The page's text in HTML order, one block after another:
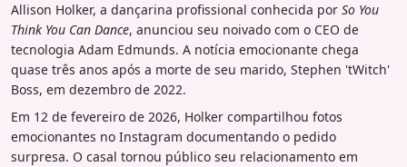
Allison Holker, a dançarina profissional conhecida por So You
Think You Can Dance, anunciou seu noivado com o CEO de
tecnologia Adam Edmunds. A notícia emocionante chega
quase três anos após a morte de seu marido, Stephen 'tWitch'
Boss, em dezembro de 2022.
Em 12 de fevereiro de 2026, Holker compartilhou fotos
emocionantes no Instagram documentando o pedido
surpresa. O casal tornou público seu relacionamento em